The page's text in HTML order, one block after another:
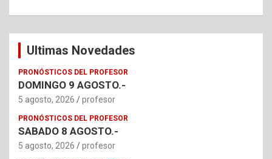
Ultimas Novedades
PRONÓSTICOS DEL PROFESOR
DOMINGO 9 AGOSTO.-
5 agosto, 2026 profesor
PRONÓSTICOS DEL PROFESOR
SABADO 8 AGOSTO.-
5 agosto, 2026 profesor